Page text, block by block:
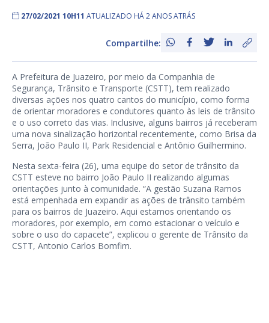
27/02/2021 10H11 ATUALIZADO HÁ 2 ANOS ATRÁS
Compartilhe:
A Prefeitura de Juazeiro, por meio da Companhia de
Segurança, Trânsito e Transporte (CSTT), tem realizado
diversas ações nos quatro cantos do município, como forma
de orientar moradores e condutores quanto às leis de trânsito
e o uso correto das vias. Inclusive, alguns bairros já receberam
uma nova sinalização horizontal recentemente, como Brisa da
Serra, João Paulo II, Park Residencial e Antônio Guilhermino.
Nesta sexta-feira (26), uma equipe do setor de trânsito da
CSTT esteve no bairro João Paulo II realizando algumas
orientações junto à comunidade. “A gestão Suzana Ramos
está empenhada em expandir as ações de trânsito também
para os bairros de Juazeiro. Aqui estamos orientando os
moradores, por exemplo, em como estacionar o veículo e
sobre o uso do capacete”, explicou o gerente de Trânsito da
CSTT, Antonio Carlos Bomfim.